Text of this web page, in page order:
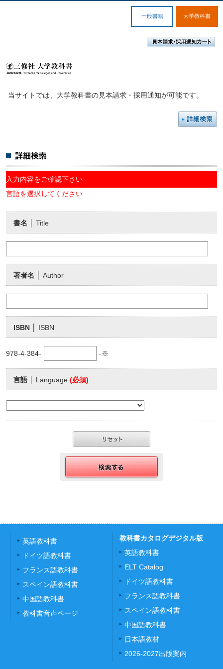
一般書籍 大学教科書
当サイトでは、大学教科書の見本請求・採用通知が可能です。
入力内容をご確認下さい
言語を選択してください
書名 │ Title
著者名 │ Author
ISBN │ ISBN
978-4-384- -※
言語 │ Language (必須)
英語教科書
ドイツ語教科書
フランス語教科書
スペイン語教科書
中国語教科書
教科書音声ページ
教科書カタログデジタル版
英語教科書
ELT Catalog
ドイツ語教科書
フランス語教科書
スペイン語教科書
中国語教科書
日本語教材
2026-2027出版案内